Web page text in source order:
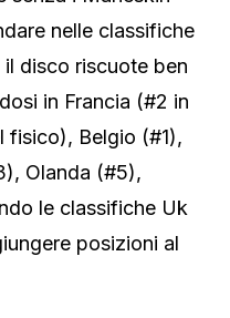
nelle classifiche
il disco riscuote ben
in Francia (#2 in
fisico), Belgio (#1),
Olanda (#5),
le classifiche Uk
posizioni al